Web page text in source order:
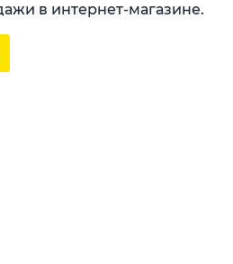
в интернет-магазине.